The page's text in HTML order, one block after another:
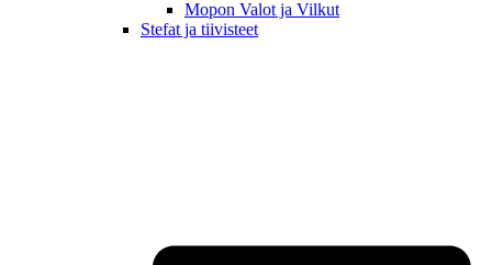
Mopon Valot ja Vilkut
Stefat ja tiivisteet